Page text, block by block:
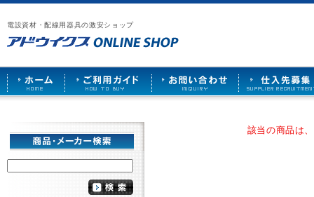
電設資材・配線用器具の激安ショップ
漏
電
ブ
レ
ー
カ
ー
や
照
ケ
ッ
ト
な
ア
ウ
イ
ス
HOME
ご
用
ガ
ド
お
い
合
せ
仕
先
募
該当の商品は